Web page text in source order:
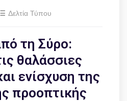
Δελτία Τύπου
τη Σύρο:
θαλάσσιες
ενίσχυση της
προοπτικής